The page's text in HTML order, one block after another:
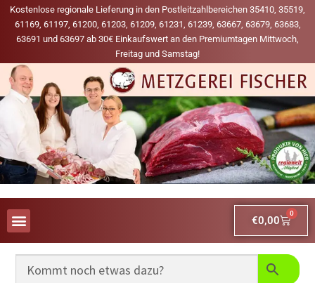
Kostenlose regionale Lieferung in den Postleitzahlbereichen 35410, 35519,
61169, 61197, 61200, 61203, 61209, 61231, 61239, 63667, 63679, 63683,
63691 und 63697 ab 30€ Einkaufswert an den Premiumtagen Mittwoch,
Freitag und Samstag!
€0,00
0